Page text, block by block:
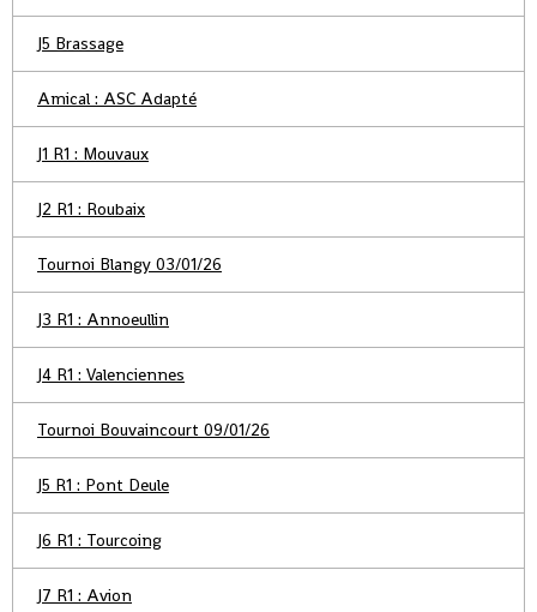
J5 Brassage
Amical : ASC Adapté
J1 R1 : Mouvaux
J2 R1 : Roubaix
Tournoi Blangy 03/01/26
J3 R1 : Annoeullin
J4 R1 : Valenciennes
Tournoi Bouvaincourt 09/01/26
J5 R1 : Pont Deule
J6 R1 : Tourcoing
J7 R1 : Avion